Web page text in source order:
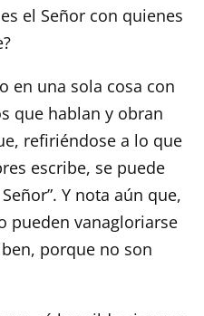
el Señor con quienes
en una sola cosa con
que hablan y obran
refiriéndose a lo que
escribe, se puede
Y nota aún que,
pueden vanagloriarse
porque no son